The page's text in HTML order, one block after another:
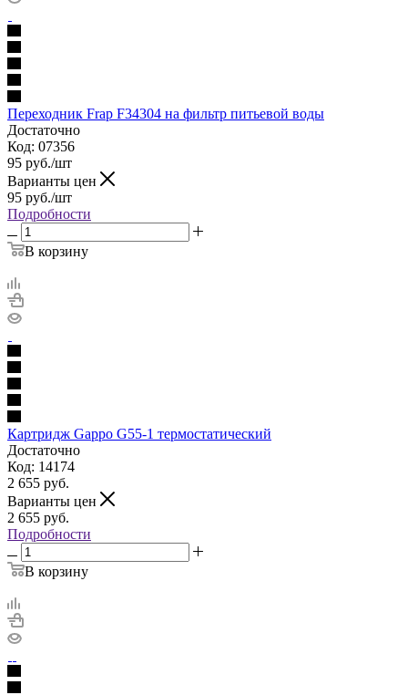
Переходник Frap F34304 на фильтр питьевой воды
Достаточно
Код: 07356
95 руб./шт
Варианты цен
95 руб./шт
Подробности
В корзину
Картридж Gappo G55-1 термостатический
Достаточно
Код: 14174
2 655 руб.
Варианты цен
2 655 руб.
Подробности
В корзину